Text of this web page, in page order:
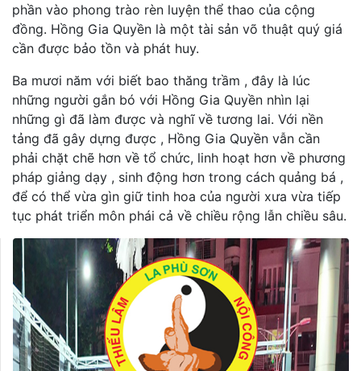
phần vào phong trào rèn luyện thể thao của cộng
đồng. Hồng Gia Quyền là một tài sản võ thuật quý giá
cần được bảo tồn và phát huy.
Ba mươi năm với biết bao thăng trầm , đây là lúc
những người gắn bó với Hồng Gia Quyền nhìn lại
những gì đã làm được và nghĩ về tương lai. Với nền
tảng đã gây dựng được , Hồng Gia Quyền vẫn cần
phải chặt chẽ hơn về tổ chức, linh hoạt hơn về phương
pháp giảng dạy , sinh động hơn trong cách quảng bá ,
để có thể vừa gìn giữ tinh hoa của người xưa vừa tiếp
tục phát triển môn phái cả về chiều rộng lẫn chiều sâu.